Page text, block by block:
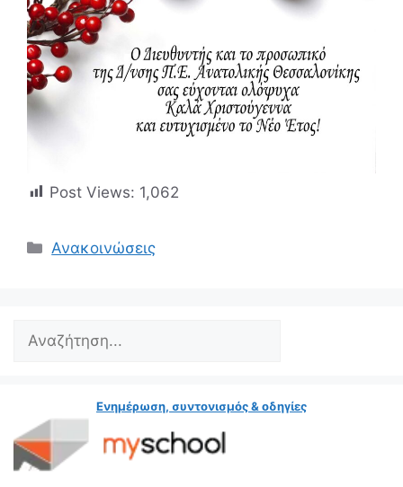
Post Views: 1,062
Κατηγορίες
Ανακοινώσεις
Ενημέρωση, συντονισμός & οδηγίες